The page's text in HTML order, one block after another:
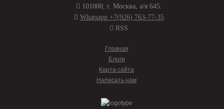
101000, г. Москва, а/я 645.
Whatsapp +7(926) 763-77-35
RSS
Главная
Блоги
Карта сайта
Написать нам